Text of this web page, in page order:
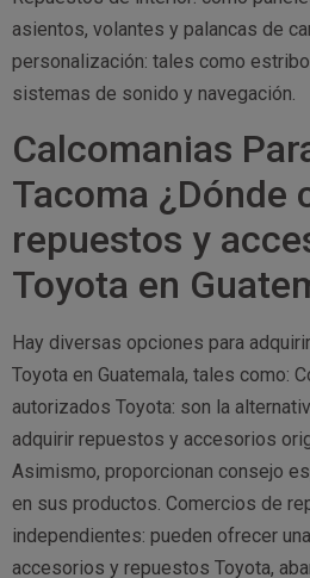
asientos, volantes y palancas de
personalización: tales como
sistemas de sonido y navegación.
Calcomanias
Tacoma ¿Dónde
repuestos y
Toyota en
Hay diversas opciones para
Toyota en Guatemala, tales como:
autorizados Toyota: son la
adquirir repuestos y accesorios
Asimismo, proporcionan consejo
en sus productos. Comercios de
independientes: pueden ofrecer
accesorios y repuestos Toyota,